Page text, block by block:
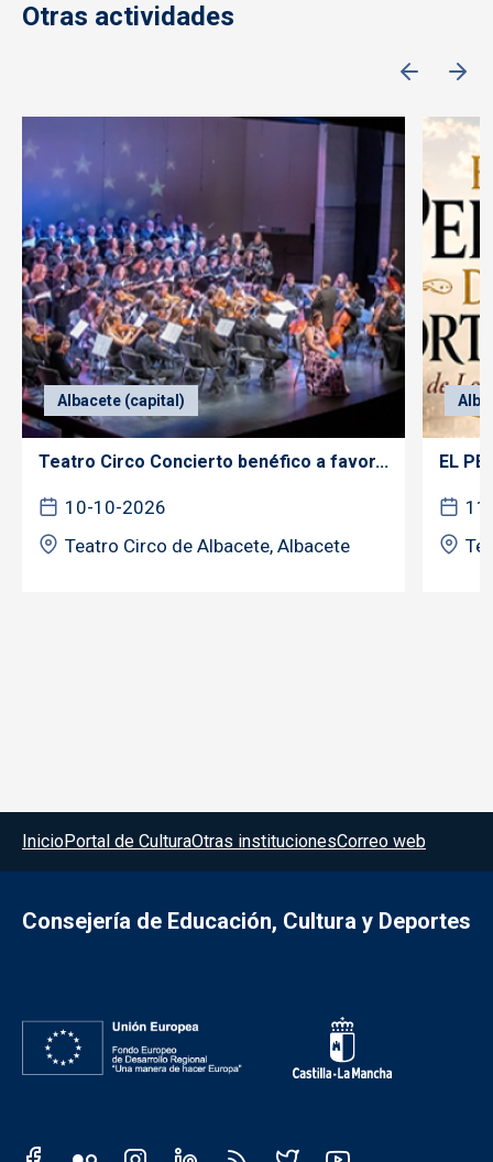
Otras actividades
Albacete (capital)
Teatro Circo Concierto benéfico a favor...
10-10-2026
Teatro Circo de Albacete, Albacete
EL
Menú del pie
InicioPortal de CulturaOtras institucionesCorreo web
Consejería de Educación, Cultura y Deportes